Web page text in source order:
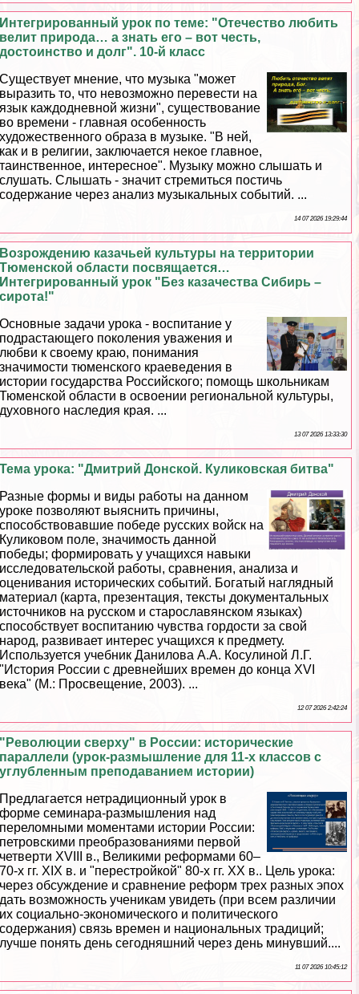
Интегрированный урок по теме: "Отечество любить
велит природа… а знать его – вот честь,
достоинство и долг". 10-й класс
Существует мнение, что музыка "может
выразить то, что невозможно перевести на
язык каждодневной жизни", существование
во времени - главная особенность
художественного образа в музыке. "В ней,
как и в религии, заключается некое главное,
таинственное, интересное". Музыку можно слышать и
слушать. Слышать - значит стремиться постичь
содержание через анализ музыкальных событий. ...
14 07 2026 19:29:44
Возрождению казачьей культуры на территории
Тюменской области посвящается…
Интегрированный урок "Без казачества Сибирь –
сирота!"
Основные задачи урока - воспитание у
подрастающего поколения уважения и
любви к своему краю, понимания
значимости тюменского краеведения в
истории государства Российского; помощь школьникам
Тюменской области в освоении региональной культуры,
духовного наследия края. ...
13 07 2026 13:33:30
Тема урока: "Дмитрий Донской. Куликовская битва"
Разные формы и виды работы на данном
уроке позволяют выяснить причины,
способствовавшие победе русских войск на
Куликовом поле, значимость данной
победы; формировать у учащихся навыки
исследовательской работы, сравнения, анализа и
оценивания исторических событий. Богатый наглядный
материал (карта, презентация, тексты документальных
источников на русском и старославянском языках)
способствует воспитанию чувства гордости за свой
народ, развивает интерес учащихся к предмету.
Используется учебник Данилова А.А. Косулиной Л.Г.
"История России с древнейших времен до конца XVI
века" (М.: Просвещение, 2003). ...
12 07 2026 2:42:24
"Революции сверху" в России: исторические
параллели (урок-размышление для 11-х классов с
углубленным преподаванием истории)
Предлагается нетрадиционный урок в
форме семинара-размышления над
переломными моментами истории России:
петровскими преобразованиями первой
четверти XVIII в., Великими реформами 60–
70-х гг. XIX в. и "перестройкой" 80-х гг. ХХ в.. Цель урока:
через обсуждение и сравнение реформ трех разных эпох
дать возможность ученикам увидеть (при всем различии
их социально-экономического и политического
содержания) связь времен и национальных традиций;
лучше понять день сегодняшний через день минувший....
11 07 2026 10:45:12